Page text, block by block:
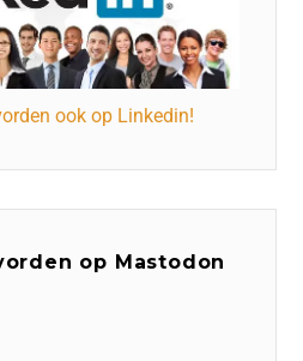
ook op Linkedin!
op Mastodon